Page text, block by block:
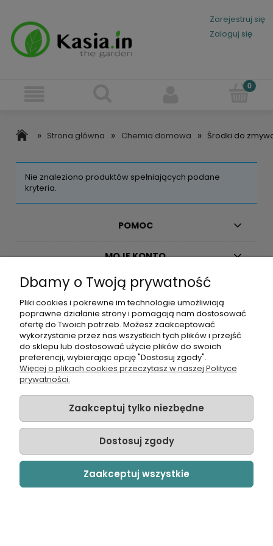
Zarejestruj się
Zaloguj się
» Strona główna » Chemia domowa » Środki do
Nie znaleziono produktów spełniających podane
kryteria.
POMOC
MOJE KONTO
PŁATNOŚCI I DOSTAWA
INFORMACJE
O NAS
© Sklep Ogrodniczy Kasia.in | realizacja:ROZWOJOWI.com
Pokaż pełną wersję strony
Sklep internetowy Shoper Premium
Dbamy o Twoją prywatność
Pliki cookies i pokrewne im technologie umożliwiają
poprawne działanie strony i pomagają nam dostosować
ofertę do Twoich potrzeb. Możesz zaakceptować
wykorzystanie przez nas wszystkich tych plików i przejść
do sklepu lub dostosować użycie plików do swoich
preferencji, wybierając opcję "Dostosuj zgody".
Więcej o plikach cookies przeczytasz w naszej Polityce
prywatności.
Zaakceptuj tylko niezbędne
Dostosuj zgody
Zaakceptuj wszystkie